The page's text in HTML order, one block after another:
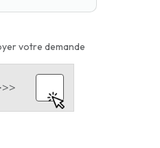
votre demande